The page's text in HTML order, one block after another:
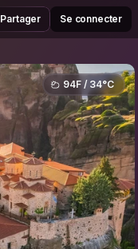
Partager Se connecter
94F / 34°C